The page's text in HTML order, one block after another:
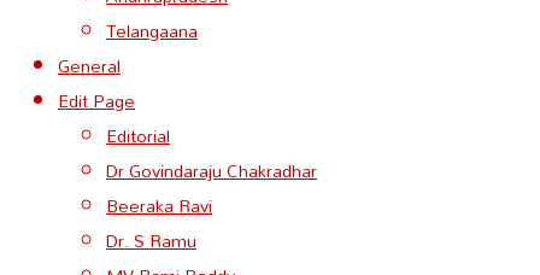
Telangaana
General
Edit Page
Editorial
Dr Govindaraju Chakradhar
Beeraka Ravi
Dr. S Ramu